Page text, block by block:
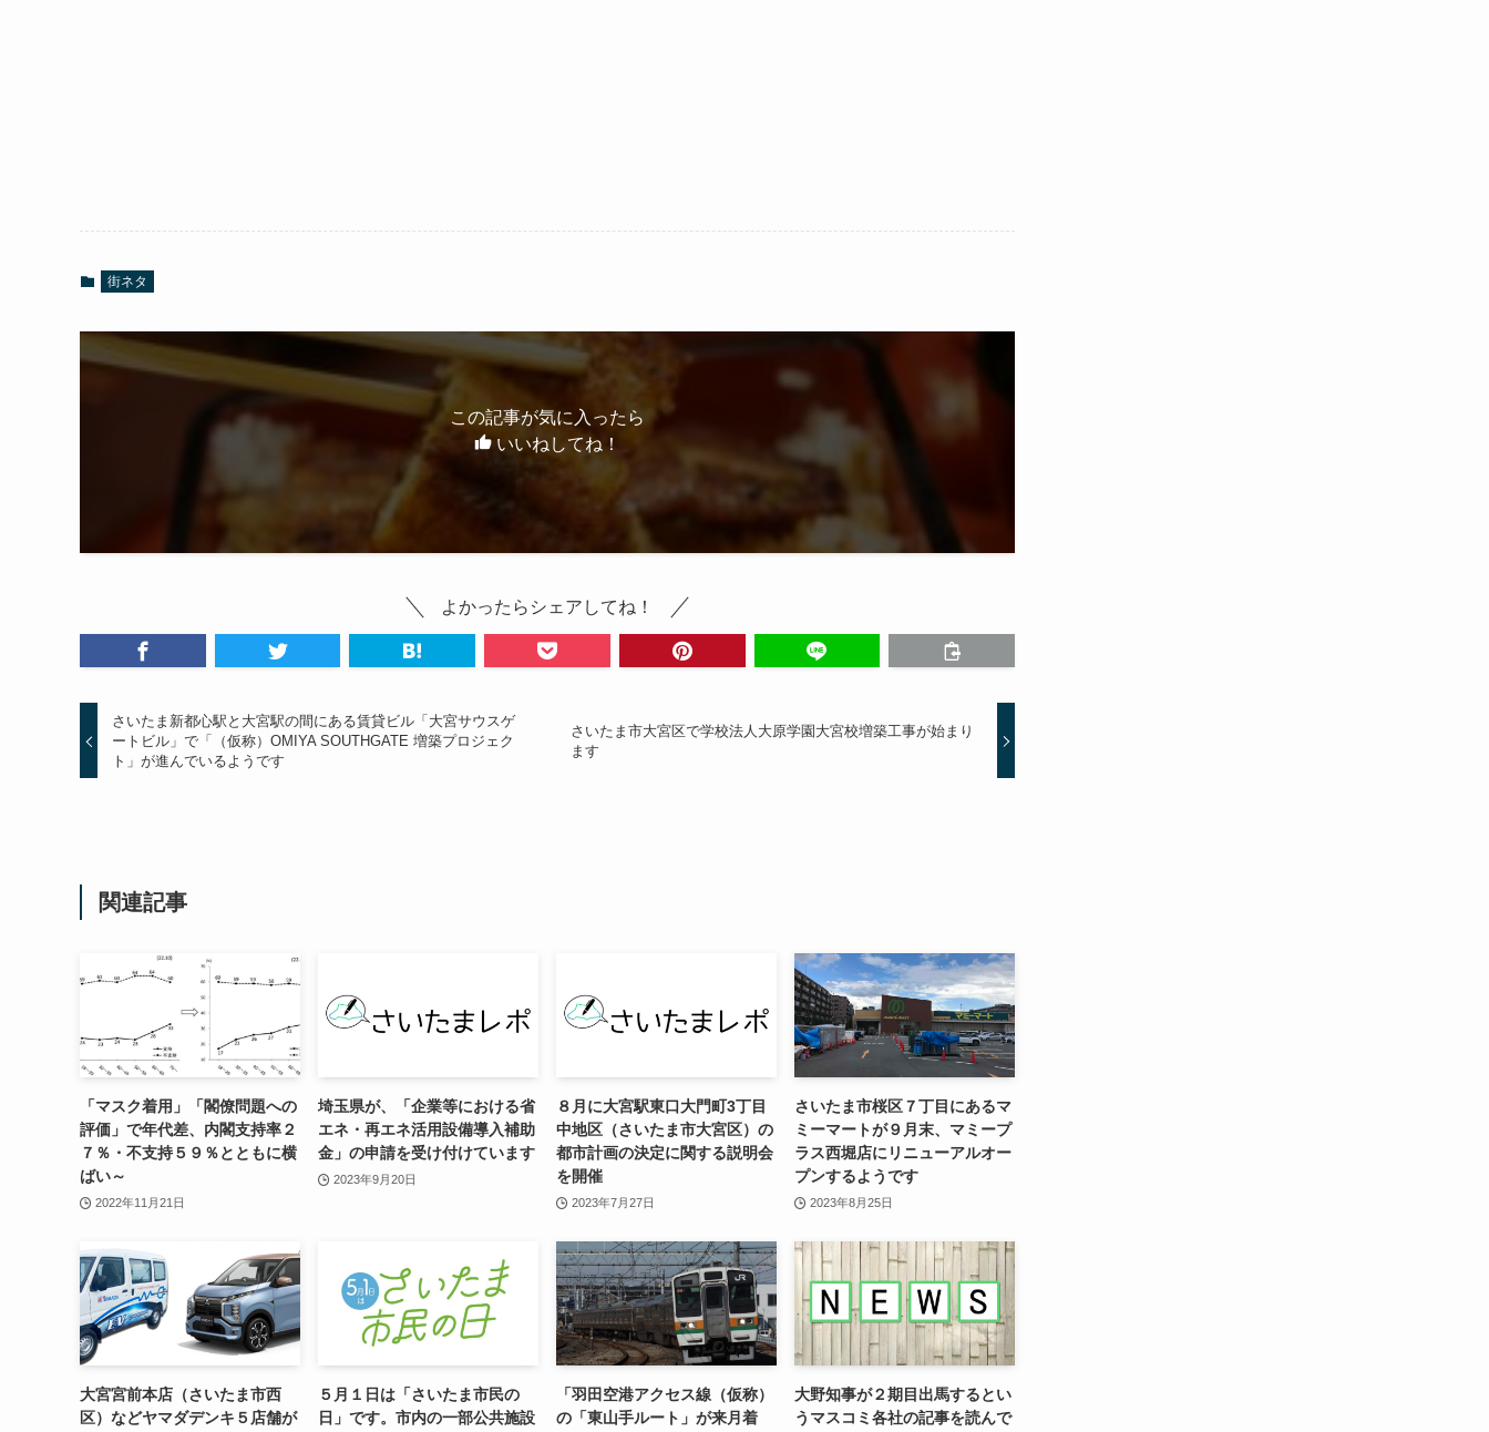
街ネタ
この記事が気に入ったら
いいねしてね！
よかったらシェアしてね！
さいたま新都心駅と大宮駅の間にある賃貸ビル「大宮サウスゲ
ートビル」で「（仮称）OMIYA SOUTHGATE 増築プロジェク
ト」が進んでいるようです
さいたま市大宮区で学校法人大原学園大宮校増築工事が始まり
ます
関連記事
「マスク着用」「閣僚問題への
評価」で年代差、内閣支持率２
７％・不支持５９％とともに横
ばい～
2022年11月21日
埼玉県が、「企業等における省
エネ・再エネ活用設備導入補助
金」の申請を受け付けています
2023年9月20日
８月に大宮駅東口大門町3丁目
中地区（さいたま市大宮区）の
都市計画の決定に関する説明会
を開催
2023年7月27日
さいたま市桜区７丁目にあるマ
ミーマートが９月末、マミープ
ラス西堀店にリニューアルオー
プンするようです
2023年8月25日
大宮宮前本店（さいたま市西
区）などヤマダデンキ５店舗が
５月１日は「さいたま市民の
日」です。市内の一部公共施設
「羽田空港アクセス線（仮称）
の「東山手ルート」が来月着
大野知事が２期目出馬するとい
うマスコミ各社の記事を読んで